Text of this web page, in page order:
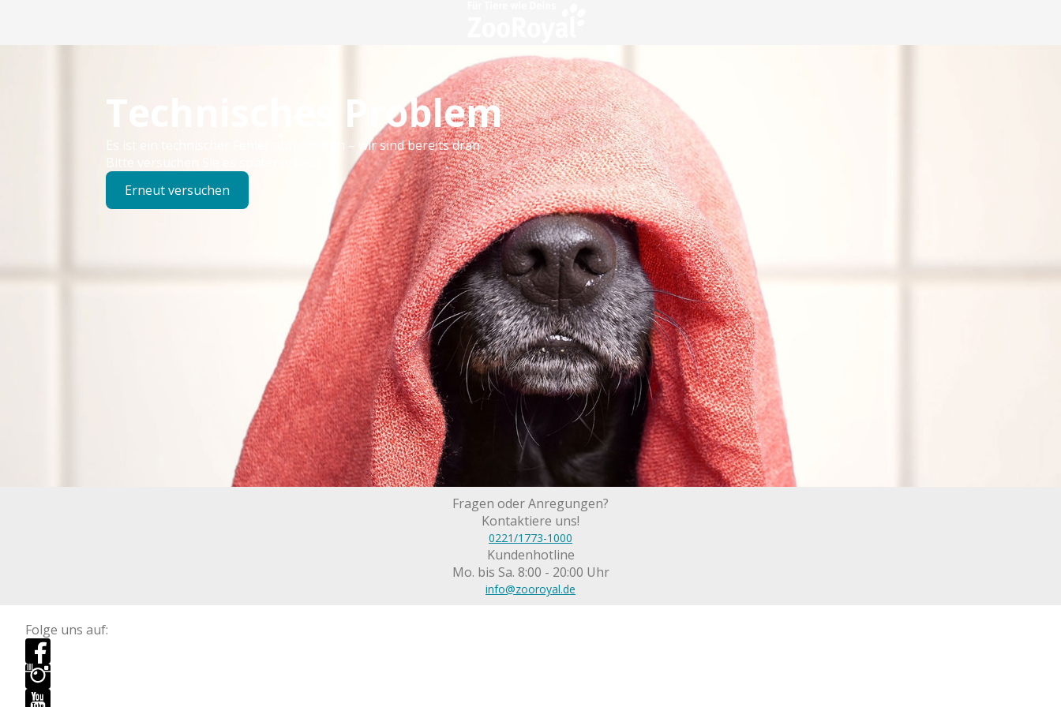
Technisches Problem
Es ist ein technischer Fehler aufgetreten – wir sind bereits dran.
Bitte versuchen Sie es später erneut.
Erneut versuchen
Fragen oder Anregungen?
Kontaktiere uns!
0221/1773-1000
Kundenhotline
Mo. bis Sa. 8:00 - 20:00 Uhr
info@zooroyal.de
Folge uns auf: